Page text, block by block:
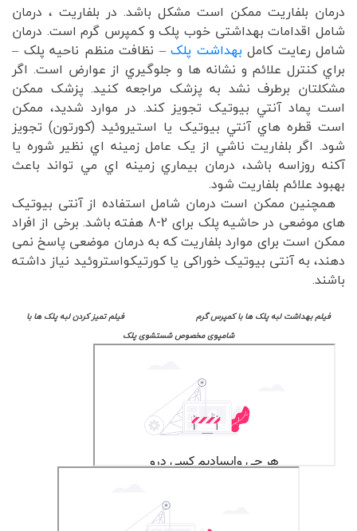
درمان بلفاريت ممکن است مشکل باشد. در بلفاریت ، درمان
شامل اقدامات بهداشتی خوب پلک و کمپرس گرم است. درمان
شامل رعايت کامل بهداشت پلک – نظافت منظم ناحيه پلک –
براي کنترل علائم و نشانه ها و جلوگيري از عوارض است. اگر
مشکلتان برطرف نشد به پزشک مراجعه کنيد. پزشک ممکن
است پماد آنتي بيوتيک تجويز کند. در موارد شديد، ممکن
است قطره هاي آنتي بيوتيک يا استيروئيد (کورتون) تجويز
شود. اگر بلفاريت ناشي از يک عامل زمينه اي نظير شوره يا
آکنه روزاسه باشد، درمان بيماري زمينه اي مي تواند باعث
بهبود علائم بلفاريت شود.
همچنین ممکن است درمان شامل استفاده از آنتی بیوتیک
های موضعی در حاشیه پلک برای 2-8 هفته باشد. برخی از افراد
ممکن است برای موارد بلفاریت که به درمان موضعی پاسخ نمی
دهند، به آنتی بیوتیک خوراکی یا کورتیکواستروئید نیاز داشته
باشند.
فیلم بهداشت لبه پلک ها با کمپرس گرم فیلم تمیز کردن لبه پلک ها با
شامپوی مخصوص شستشوی پلک